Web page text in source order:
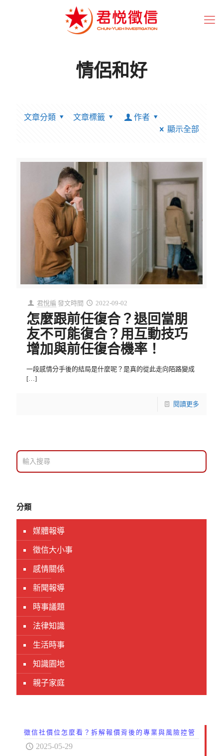
情侶和好
文章分類 文章標籤
作者
顯示全部
君悅編 發文時間 2022-09-02
怎麼跟前任復合？退回當朋
友不可能復合？用互動技巧
增加與前任復合機率！
一段感情分手後的結局是什麼呢？是真的從此走向陌路變成
[…]
閱讀更多
分類
媒體報導
徵信大小事
感情關係
新聞報導
時事議題
法律知識
生活時事
知識園地
親子家庭
徵信社價位怎麼看？拆解報價背後的專業與風險控管
2025-05-29